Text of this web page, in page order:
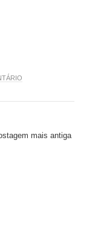
mais antiga